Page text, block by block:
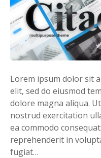
d
y
o
u
r
o
w
n
w
e
b
Lorem ipsum dolor sit
elit, sed do eiusmod
dolore magna aliqua.
nostrud exercitation
ea commodo
reprehenderit in
fugiat…